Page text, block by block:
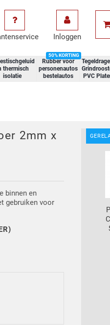
Inloggen
thermisch
isolatie
Rubber voor
personenautos
bestelautos
50% KORTING
PVC
2mm x
binnen en
gebruiken voor